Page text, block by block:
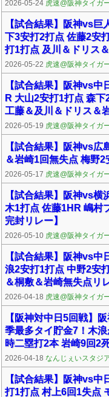
2026-05-24 虎速@阪神タイガ
【試合結果】阪神vs
下3安打2打点 佐藤2安
打1打点 及川＆ドリス
2026-05-22 虎速@阪神タイガ
【試合結果】阪神vs
R 大山2安打1打点 森
工藤＆及川＆ドリス＆
2026-05-19 虎速@阪神タイガ
【試合結果】阪神vs
＆岩崎1回無失点 梅野2
2026-05-17 虎速@阪神タイガ
【試合結果】阪神vs
木1打点 佐藤1HR 嶋村
完封リレー】
2026-05-10 虎速@阪神タイガ
【試合結果】阪神vs
浪2安打1打点 中野2安
＆桐敷＆岩崎無失点リ
2026-04-18 虎速@阪神タイガ
【阪神対中日5回戦】
季最多タイ貯金7！木
時二塁打2本 岩崎9回2
2026-04-18 なんじぇいスタジ
【試合結果】阪神vs
打1打点 村上6回1失点